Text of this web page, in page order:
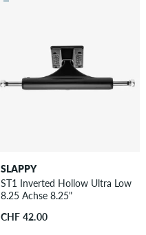
SLAPPY
ST1 Inverted Hollow Ultra Low
8.25 Achse 8.25"
CHF 42.00